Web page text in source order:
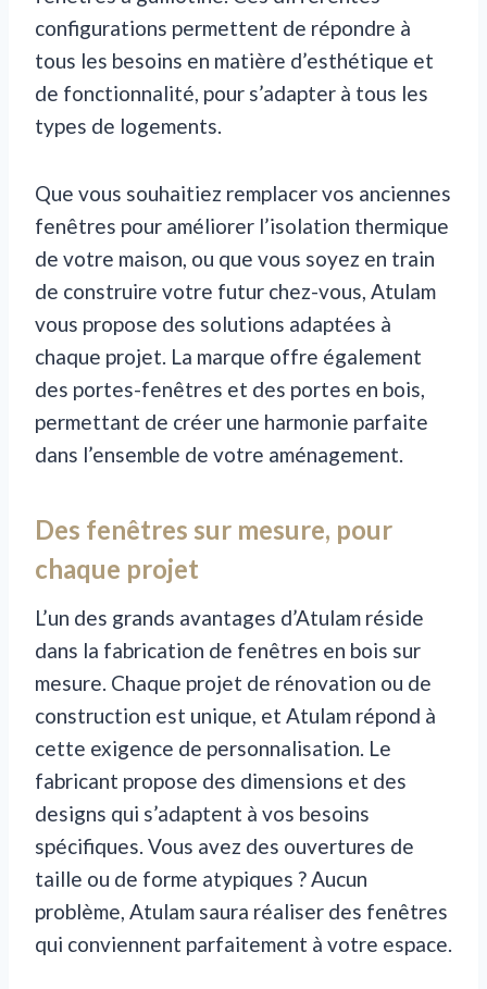
configurations permettent de répondre à
tous les besoins en matière d’esthétique et
de fonctionnalité, pour s’adapter à tous les
types de logements.
Que vous souhaitiez remplacer vos anciennes
fenêtres pour améliorer l’isolation thermique
de votre maison, ou que vous soyez en train
de construire votre futur chez-vous, Atulam
vous propose des solutions adaptées à
chaque projet. La marque offre également
des portes-fenêtres et des portes en bois,
permettant de créer une harmonie parfaite
dans l’ensemble de votre aménagement.
Des fenêtres sur mesure, pour
chaque projet
L’un des grands avantages d’Atulam réside
dans la fabrication de fenêtres en bois sur
mesure. Chaque projet de rénovation ou de
construction est unique, et Atulam répond à
cette exigence de personnalisation. Le
fabricant propose des dimensions et des
designs qui s’adaptent à vos besoins
spécifiques. Vous avez des ouvertures de
taille ou de forme atypiques ? Aucun
problème, Atulam saura réaliser des fenêtres
qui conviennent parfaitement à votre espace.